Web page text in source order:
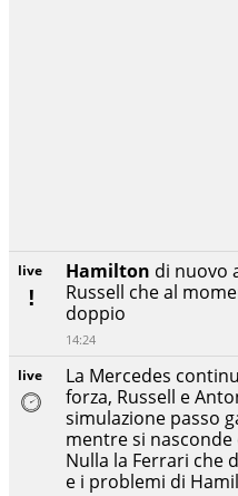
live
La Mercedes
forza, Russell e
simulazione passo
mentre si nasconde
Nulla la Ferrari che
e i problemi di
live Hamilton di nuovo
Russell che al
doppio
14:24